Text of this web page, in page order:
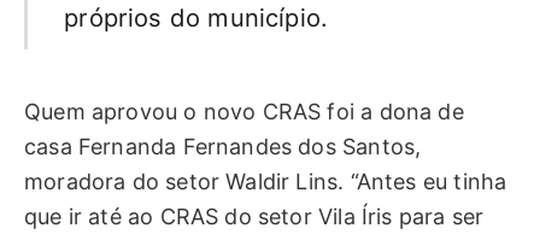
próprios do município.
Quem aprovou o novo CRAS foi a dona de
casa Fernanda Fernandes dos Santos,
moradora do setor Waldir Lins. “Antes eu tinha
que ir até ao CRAS do setor Vila Íris para ser